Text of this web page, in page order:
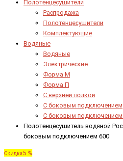
Полотенцесушители
Распродажа
Полотенцесушители
Комплектующие
Водяные
Водяные
Электрические
Форма М
Форма П
C верхней полкой
C боковым подключением
C боковым подключением
Полотенцесушитель водяной
боковым подключением 600
Скидка5 %